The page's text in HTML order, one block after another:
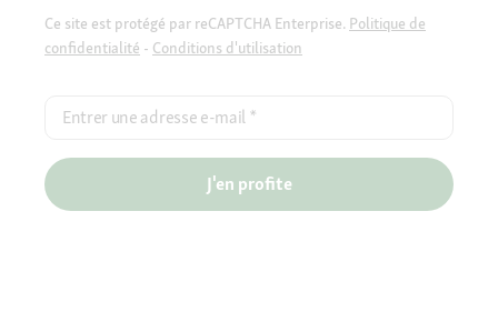
Ce site est protégé par reCAPTCHA Enterprise. Politique de
confidentialité - Conditions d'utilisation
Entrer une adresse e-mail *
J'en profite